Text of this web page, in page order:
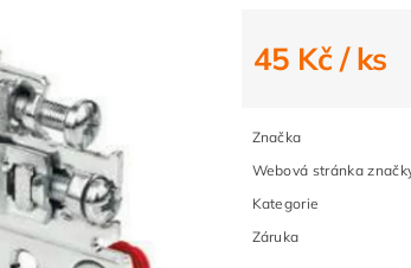
45 Kč/ ks
Značka
Webová stránka
Kategorie
Záruka